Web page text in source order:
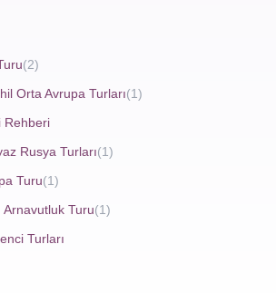
ruhunu yansıtır.
bütçesine uygun
unutulmaz bir deneyim
bir bakış atma fırsatı
sahip viskileriyle öne
(2)
Orta Avrupa Turları(1)
Rehberi
Rusya Turları(1)
Turu(1)
Arnavutluk Turu(1)
Turları